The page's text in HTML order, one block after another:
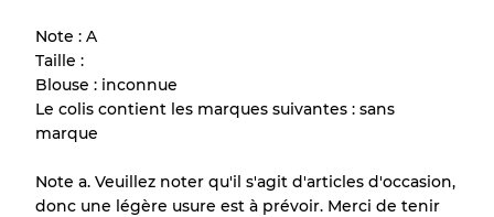
de chaque article avant l'achat.
Il y a une marge d'erreur allant jusqu'à
en raison de la vente en gros
Notre système à 3 niveaux
Note : A
Taille :
Blouse : inconnue
Le colis contient les marques suivantes : sans
marque
Note a. Veuillez noter qu'il s'agit d'articles d'occasion,
donc une légère usure est à prévoir. Merci de tenir